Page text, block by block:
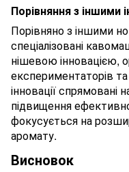
Порівняння з іншими
Порівняно з іншими
спеціалізовані
нішевою інновацією,
експериментаторів та
інновації
підвищення
фокусується на
аромату.
Висновок